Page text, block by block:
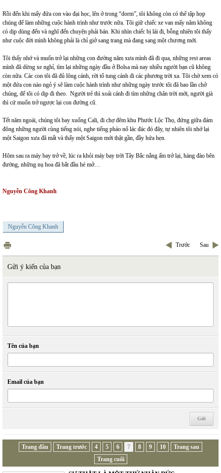
Rồi đến khi mấy đứa con vào đại học, lên ở trong “dorm”, tôi không còn có thể tập họp
chúng để làm những cuộc hành trình như trước nữa. Tôi giữ chiếc xe van mấy năm không
có dịp dùng đến và nghĩ đến chuyện phải bán. Khi nhìn chiếc bị lái đi, bỗng nhiên tôi thấy
như cuộc đời mình không phải là chỉ giở sang trang mà đang sang một chương mới.
Tôi thấy nhớ và muốn trở lại những con đường năm xưa mình đã đi qua, những rest areas
mình đã dừng xe nghỉ, tìm lại những ngày đầu ở Bolsa mà nay nhiều người bạn cũ không
còn nữa. Các con tôi đã đủ lông cánh, rời tổ tung cánh đi các phương trời xa. Tôi chờ xem có
một đứa con nào ngỏ ý sẽ làm cuộc hành trình như những ngày trước tôi đã bao lần chở
chúng, để tôi có dịp đi theo. Người trẻ thì xoải cánh đi tìm những chân trời mới, người già
thì cứ muốn trở ngược lại con đường cũ.
Tết năm ngoái, chúng tôi bay xuống Cali, đi chợ đêm khu Phước Lộc Thọ, đứng giữa đám
đông những người cùng tiếng nói, nghe tiếng pháo nổ lác đác đó đây, tự nhiên tôi nhớ lại
một Saigon xưa đã mất và thấy một Saigon mới thật gần, đầy hứa hẹn.
Hôm sau ra máy bay trở về, lúc ra khỏi máy bay trời Tây Bắc nắng ấm trở lại, hàng đào bên
đường, những nụ hoa đã bắt đầu hé mở…
Nguyễn Công Khanh
Nguyễn Công Khanh
Trước Sau
Gửi ý kiến của bạn
Tên của bạn
Email của bạn
Trang đầu Trang trước 4 5 6 7 8 9 10
Trang sau
Trang cuối